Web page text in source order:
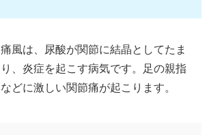
痛風は、尿酸が関節に結晶としてたま
り、炎症を起こす病気です。足の親指
などに激しい関節痛が起こります。